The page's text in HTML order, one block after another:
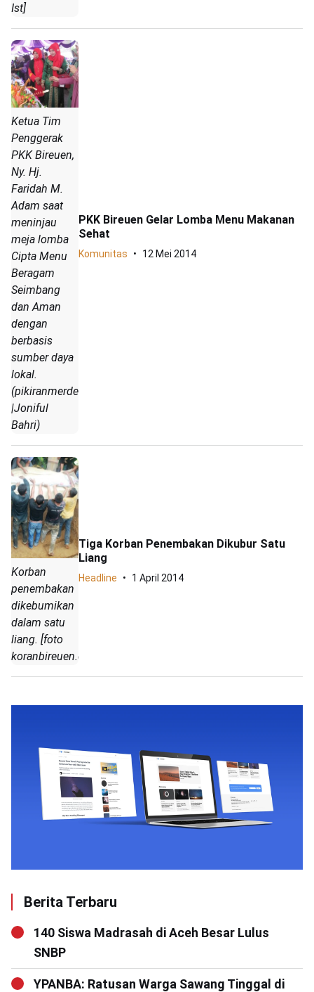
Ist]
Ketua Tim
Penggerak
PKK Bireuen,
Ny. Hj.
Faridah M.
Adam saat
meninjau
meja lomba
Cipta Menu
Beragam
Seimbang
dan Aman
dengan
berbasis
sumber daya
lokal.
(pikiranmerdeka.com
|Joniful
Bahri)
PKK Bireuen Gelar Lomba Menu Makanan
Sehat
Komunitas 12 Mei 2014
Korban
penembakan
dikebumikan
dalam satu
liang. [foto
koranbireuen.com]
Tiga Korban Penembakan Dikubur Satu
Liang
Headline 1 April 2014
Berita Terbaru
140 Siswa Madrasah di Aceh Besar Lulus
SNBP
YPANBA: Ratusan Warga Sawang Tinggal di